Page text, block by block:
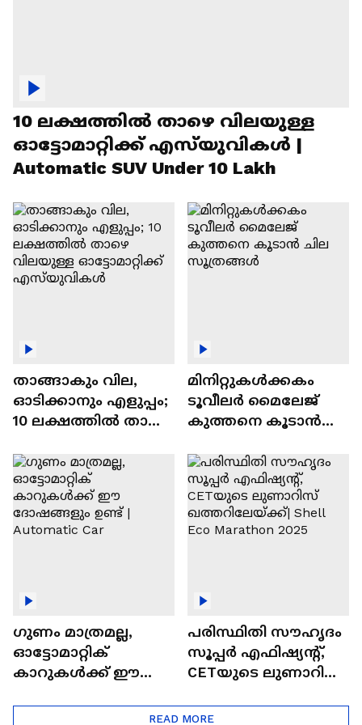
10 ലക്ഷത്തിൽ താഴെ വിലയുള്ള
ഓട്ടോമാറ്റിക്ക് എസ്‍യുവികൾ |
Automatic SUV Under 10 Lakh
താങ്ങാകും വില,
ഓടിക്കാനും എളുപ്പം;
10 ലക്ഷത്തിൽ താഴെ
ഓട്ടോമാറ്റിക്ക്
എസ്‍യുവികൾ
മിനിറ്റുകൾക്കകം
ടൂവീലർ മൈലേജ്
കുത്തനെ കൂടാൻ
ഗുണം മാത്രമല്ല,
ഓട്ടോമാറ്റിക്
കാറുകൾക്ക് ഈ
പരിസ്ഥിതി സൗഹൃദം
സൂപ്പർ എഫിഷ്യന്റ്,
CETയുടെ ലുണാറിസ്
Eco Marathon 2025
READ MORE